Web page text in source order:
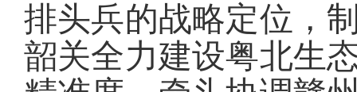
排头兵的战略定位，
韶关全力建设粤北生